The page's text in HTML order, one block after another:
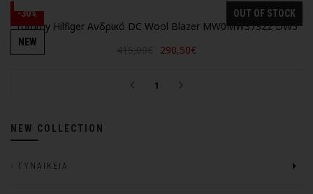
-30% OUT OF STOCK
NEW
Tommy Hilfiger Ανδρικό DC Wool Blazer MW0MW37322 DW5
290,50€
1
NEW COLLECTION
ΓΥΝΑΙΚΕΊΑ